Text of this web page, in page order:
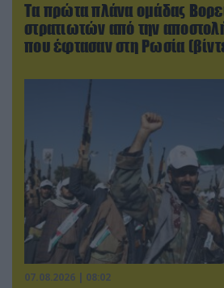
Τα πρώτα πλάνα ομάδας
στρατιωτών από την
που έφτασαν στη Ρωσία
07.08.2026 | 08:02